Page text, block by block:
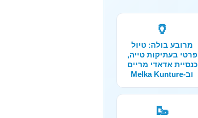
🏺
מרובע בולה: טיול
פרטי בעתיקות טייה,
כנסיית אדאדי מריים
וב-Melka Kunture
🥾